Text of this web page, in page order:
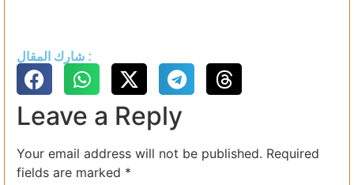
شارك المقال :
Leave a Reply
Your email address will not be published. Required
fields are marked *